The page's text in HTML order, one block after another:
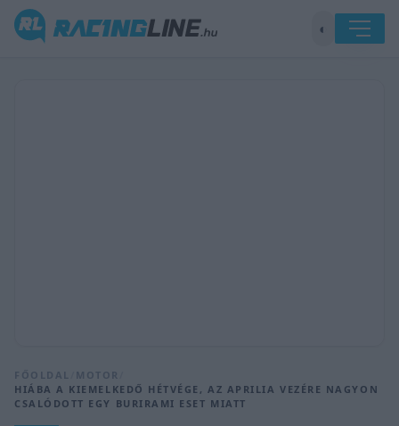
◐
FŐOLDAL MOTOR
HIÁBA A KIEMELKEDŐ HÉTVÉGE, AZ APRILIA VEZÉRE NAGYON
CSALÓDOTT EGY BURIRAMI ESET MIATT